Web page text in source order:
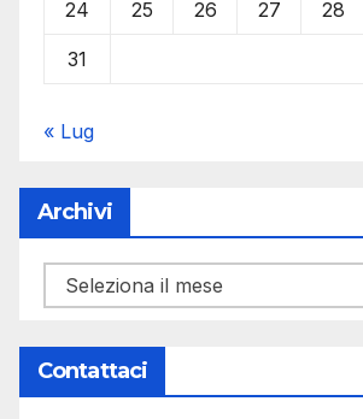
24 25 26 27 28
31
« Lug
Archivi
Archivi
Contattaci